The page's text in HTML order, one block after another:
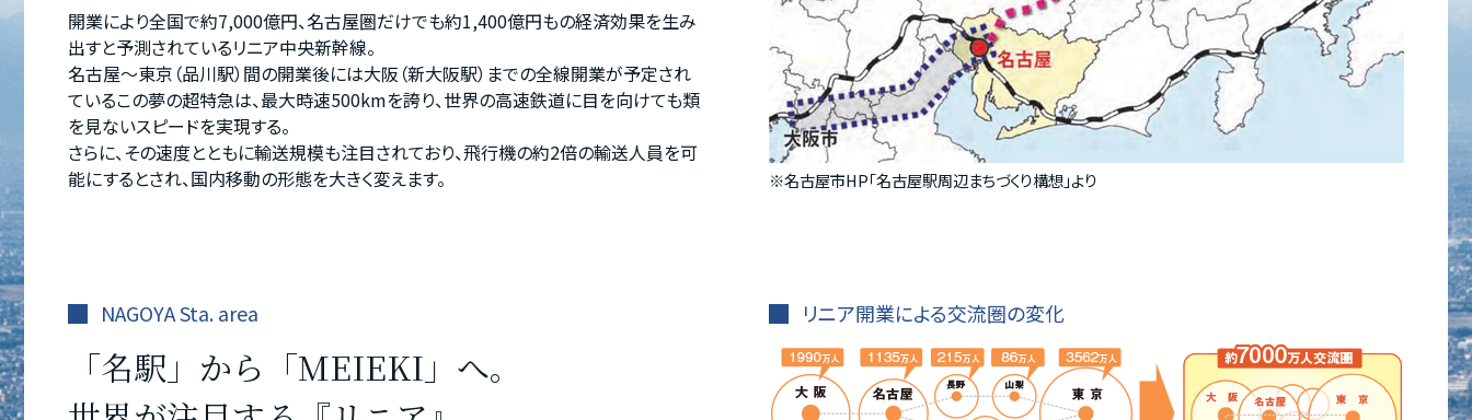
開業により全国で約7,000億円、名古屋圏だけでも約1,400億円もの経済効果を生み
出すと予測されているリニア中央新幹線。
名古屋～東京（品川駅）間の開業後には大阪（新大阪駅）までの全線開業が予定され
ているこの夢の超特急は、最大時速500kmを誇り、世界の高速鉄道に目を向けても類
を見ないスピードを実現する。
さらに、その速度とともに輸送規模も注目されており、飛行機の約2倍の輸送人員を可
能にするとされ、国内移動の形態を大きく変えます。
※名古屋市HP｢名古屋駅周辺まちづくり構想｣より
NAGOYA Sta. area
「名駅」から「MEIEKI」へ。
リニア開業による交流圏の変化